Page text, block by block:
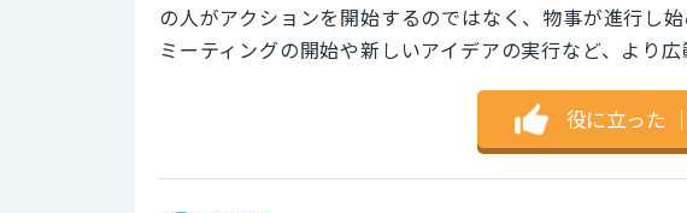
の人がアクションを開始するのではなく、物事が進行し
ミーティングの開始や新しいアイデアの実行など、より広
役に立った ｜